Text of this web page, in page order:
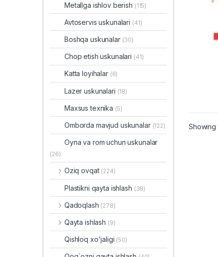
Showing
Metallga ishlov berish (115)
Avtoservis uskunalari (41)
Boshqa uskunalar (30)
Chop etish uskunalari (41)
Katta loyihalar (6)
Lazer uskunalari (18)
Maxsus texnika (5)
Omborda mavjud uskunalar (122)
Oyna va rom uchun uskunalar
(26)
Oziq ovqat (224)
Plastikni qayta ishlash (38)
Qadoqlash (278)
Qayta ishlash (9)
Qishloq xo'jaligi (50)